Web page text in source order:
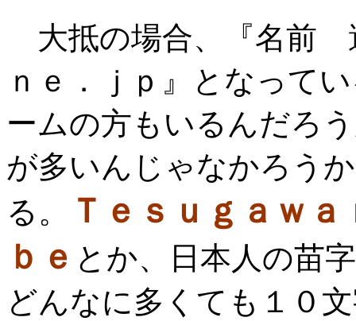
大抵の場合、『名前
ｎｅ．ｊｐ』となって
ームの方もいるんだろ
が多いんじゃなかろう
る。
Ｔｅｓｕｇａｗａ
ｂｅ とか、日本人の苗
どんなに多くても１０